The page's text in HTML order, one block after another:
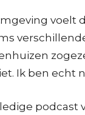
voelt
Ik ben echt
podcast